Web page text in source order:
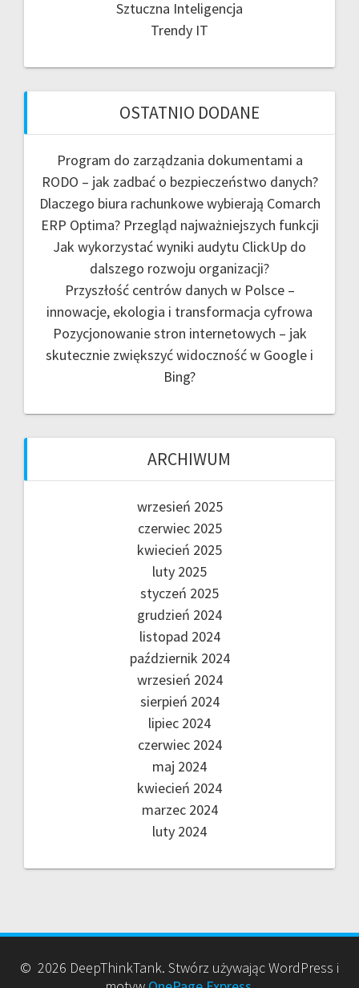
Sztuczna Inteligencja
Trendy IT
OSTATNIO DODANE
Program do zarządzania dokumentami a
RODO – jak zadbać o bezpieczeństwo danych?
Dlaczego biura rachunkowe wybierają Comarch
ERP Optima? Przegląd najważniejszych funkcji
Jak wykorzystać wyniki audytu ClickUp do
dalszego rozwoju organizacji?
Przyszłość centrów danych w Polsce –
innowacje, ekologia i transformacja cyfrowa
Pozycjonowanie stron internetowych – jak
skutecznie zwiększyć widoczność w Google i
Bing?
ARCHIWUM
wrzesień 2025
czerwiec 2025
kwiecień 2025
luty 2025
styczeń 2025
grudzień 2024
listopad 2024
październik 2024
wrzesień 2024
sierpień 2024
lipiec 2024
czerwiec 2024
maj 2024
kwiecień 2024
marzec 2024
luty 2024
© 2026 DeepThinkTank. Stwórz używając WordPress i